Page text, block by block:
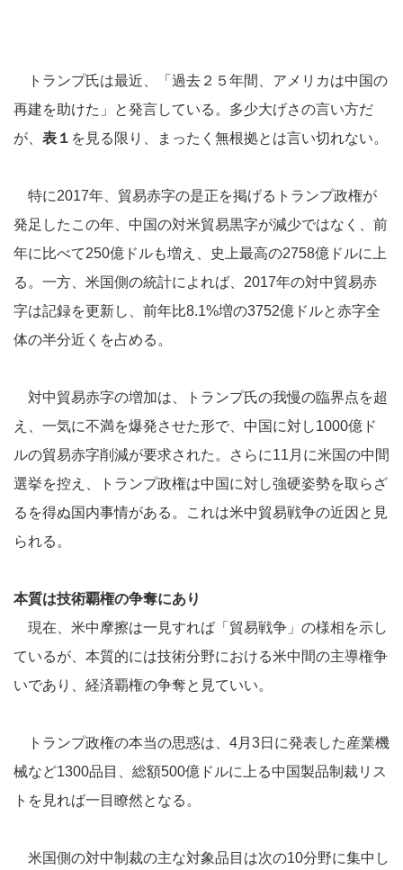
トランプ氏は最近、「過去２５年間、アメリカは中国の
再建を助けた」と発言している。多少大げさの言い方だ
が、 表１ を見る限り、まったく無根拠とは言い切れない。
特に2017年、貿易赤字の是正を掲げるトランプ政権が
発足したこの年、中国の対米貿易黒字が減少ではなく、前
年に比べて250億ドルも増え、史上最高の2758億ドルに上
る。一方、米国側の統計によれば、2017年の対中貿易赤
字は記録を更新し、前年比8.1%増の3752億ドルと赤字全
体の半分近くを占める。
対中貿易赤字の増加は、トランプ氏の我慢の臨界点を超
え、一気に不満を爆発させた形で、中国に対し1000億ド
ルの貿易赤字削減が要求された。さらに11月に米国の中間
選挙を控え、トランプ政権は中国に対し強硬姿勢を取らざ
るを得ぬ国内事情がある。これは米中貿易戦争の近因と見
られる。
本質は技術覇権の争奪にあり
現在、米中摩擦は一見すれば「貿易戦争」の様相を示し
ているが、本質的には技術分野における米中間の主導権争
いであり、経済覇権の争奪と見ていい。
トランプ政権の本当の思惑は、4月3日に発表した産業機
械など1300品目、総額500億ドルに上る中国製品制裁リス
トを見れば一目瞭然となる。
米国側の対中制裁の主な対象品目は次の10分野に集中し